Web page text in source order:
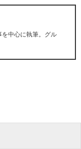
中心に執筆。グル